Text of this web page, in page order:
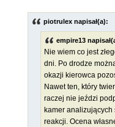
piotrulex napisał(a):
empire13
Nie wiem co jest
dni. Po drodze
okazji kierowca
Nawet ten, który
raczej nie jeździ
kamer
reakcji. Ocena